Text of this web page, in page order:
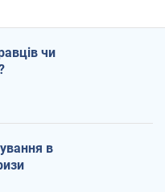
чи
в